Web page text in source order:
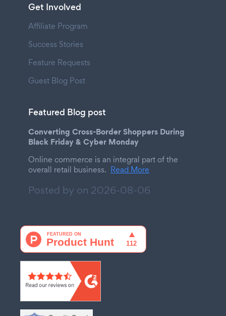
Get Involved
Affiliate Program
Success Stories
Feature Requests
Guest Blog Post
Featured Blog post
Converting Cross-Border Shoppers During
Black Friday & Cyber Monday
Online commerce is an integral part of the
overall retail business. Read More
Posted by on 2026-08-06